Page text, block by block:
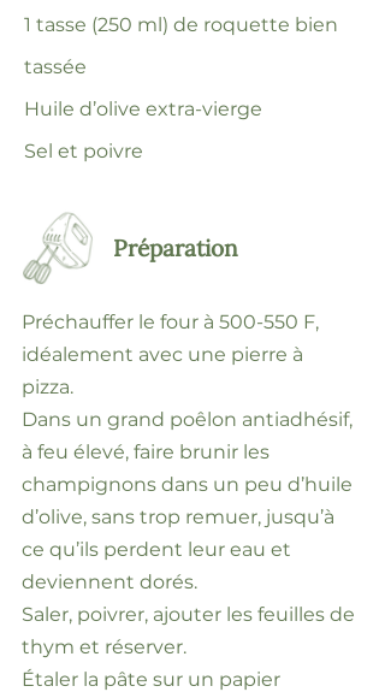
1 tasse (250 ml) de roquette bien
tassée
Huile d’olive extra-vierge
Sel et poivre
Préparation
Préchauffer le four à 500-550 F,
idéalement avec une pierre à
pizza.
Dans un grand poêlon antiadhésif,
à feu élevé, faire brunir les
champignons dans un peu d’huile
d’olive, sans trop remuer, jusqu’à
ce qu’ils perdent leur eau et
deviennent dorés.
Saler, poivrer, ajouter les feuilles de
thym et réserver.
Étaler la pâte sur un papier